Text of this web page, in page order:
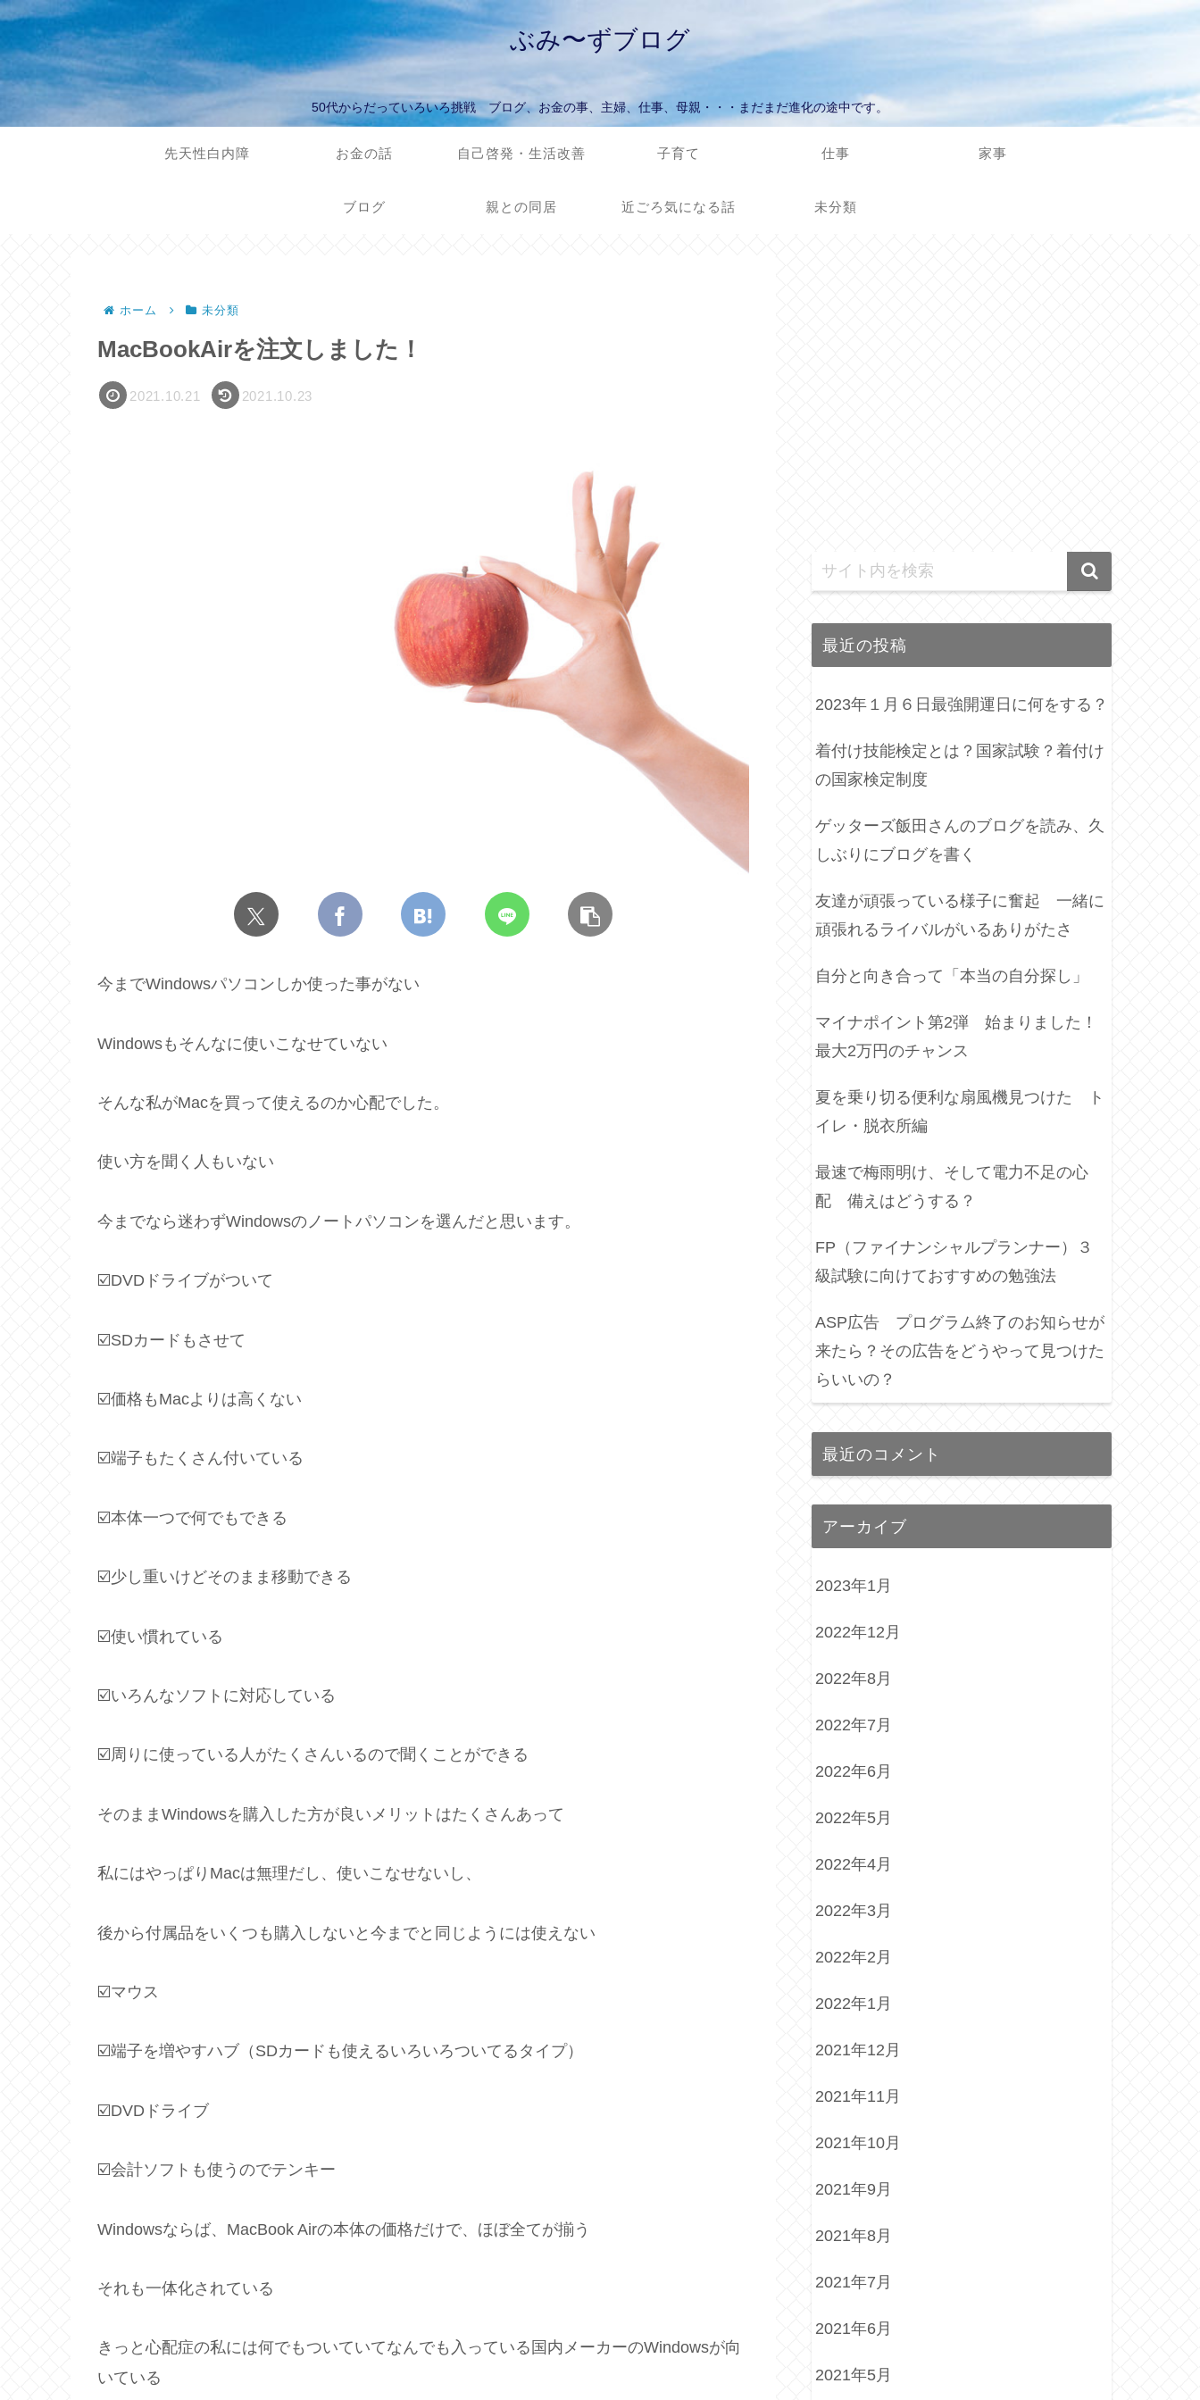
ぶみ〜ずブログ
50代からだっていろいろ挑戦 ブログ、お金の事、主婦、仕事、母親・・・まだまだ進化の途中です。
先天性白内障 お金の話 自己啓発・生活改善 子育て 仕事 家事
ブログ 親との同居 近ごろ気になる話 未分類
ホーム 未分類
MacBookAirを注文しました！
2021.10.21 2021.10.23
今までWindowsパソコンしか使った事がない
Windowsもそんなに使いこなせていない
そんな私がMacを買って使えるのか心配でした。
使い方を聞く人もいない
今までなら迷わずWindowsのノートパソコンを選んだと思います。
☑️DVDドライブがついて
☑️SDカードもさせて
☑️価格もMacよりは高くない
☑️端子もたくさん付いている
☑️本体一つで何でもできる
☑️少し重いけどそのまま移動できる
☑️使い慣れている
☑️いろんなソフトに対応している
☑️周りに使っている人がたくさんいるので聞くことができる
そのままWindowsを購入した方が良いメリットはたくさんあって
私にはやっぱりMacは無理だし、使いこなせないし、
後から付属品をいくつも購入しないと今までと同じようには使えない
☑️マウス
☑️端子を増やすハブ（SDカードも使えるいろいろついてるタイプ）
☑️DVDドライブ
☑️会計ソフトも使うのでテンキー
Windowsならば、MacBook Airの本体の価格だけで、ほぼ全てが揃う
それも一体化されている
きっと心配症の私には何でもついていてなんでも入っている国内メーカーのWindowsが向
いている
最近の投稿
2023年１月６日最強開運日に何をする？
着付け技能検定とは？国家試験？着付け
の国家検定制度
ゲッターズ飯田さんのブログを読み、久
しぶりにブログを書く
友達が頑張っている様子に奮起 一緒に
頑張れるライバルがいるありがたさ
自分と向き合って「本当の自分探し」
マイナポイント第2弾 始まりました！
最大2万円のチャンス
夏を乗り切る便利な扇風機見つけた ト
イレ・脱衣所編
最速で梅雨明け、そして電力不足の心
配 備えはどうする？
FP（ファイナンシャルプランナー）３
級試験に向けておすすめの勉強法
ASP広告 プログラム終了のお知らせが
来たら？その広告をどうやって見つけた
らいいの？
最近のコメント
アーカイブ
2023年1月
2022年12月
2022年8月
2022年7月
2022年6月
2022年5月
2022年4月
2022年3月
2022年2月
2022年1月
2021年12月
2021年11月
2021年10月
2021年9月
2021年8月
2021年7月
2021年6月
2021年5月